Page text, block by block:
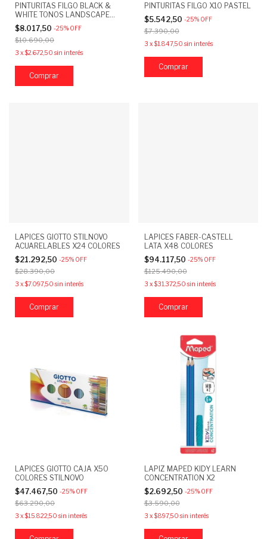
PINTURITAS FILGO BLACK &
WHITE TONOS LANDSCAPE
X15
$8.017,50 -25% OFF
$10.690,00
3 x$2.672,50 sin interés
PINTURITAS FILGO X10 PASTEL
$5.542,50 -25% OFF
$7.390,00
3 x$1.847,50 sin interés
LAPICES GIOTTO STILNOVO
ACUARELABLES X24 COLORES
$21.292,50 -25% OFF
$28.390,00
3 x$7.097,50 sin interés
LAPICES FABER-CASTELL
LATA X48 COLORES
$94.117,50 -25% OFF
$125.490,00
3 x$31.372,50 sin interés
LAPICES GIOTTO CAJA X50
COLORES STILNOVO
$47.467,50 -25% OFF
$63.290,00
3 x$15.822,50 sin interés
LAPIZ MAPED KIDY LEARN
CONCENTRATION X2
$2.692,50 -25% OFF
$3.590,00
3 x$897,50 sin interés